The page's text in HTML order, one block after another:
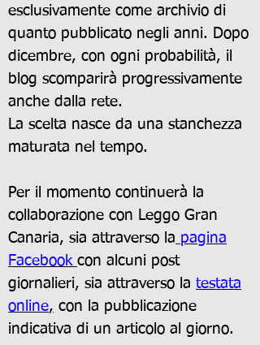
esclusivamente come archivio di
quanto pubblicato negli anni. Dopo
dicembre, con ogni probabilità, il
blog scomparirà progressivamente
anche dalla rete.
La scelta nasce da una stanchezza
maturata nel tempo.
Per il momento continuerà la
collaborazione con Leggo Gran
Canaria, sia attraverso la pagina
Facebook con alcuni post
giornalieri, sia attraverso la testata
online, con la pubblicazione
indicativa di un articolo al giorno.